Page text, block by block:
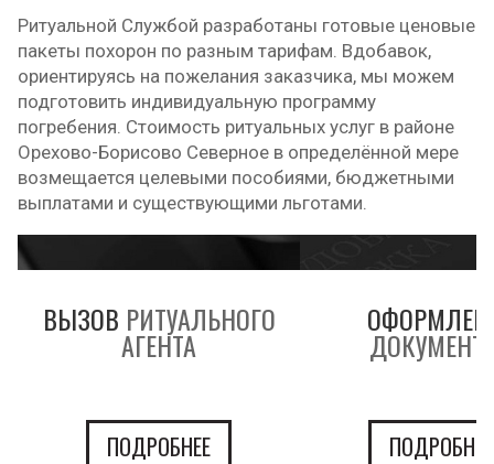
Ритуальной Службой разработаны готовые ценовые
пакеты похорон по разным тарифам. Вдобавок,
ориентируясь на пожелания заказчика, мы можем
подготовить индивидуальную программу
погребения. Стоимость ритуальных услуг в районе
Орехово-Борисово Северное в определённой мере
возмещается целевыми пособиями, бюджетными
выплатами и существующими льготами.
ВЫЗОВ РИТУАЛЬНОГО
АГЕНТА
ПОДРОБНЕЕ ПОДРОБНЕЕ